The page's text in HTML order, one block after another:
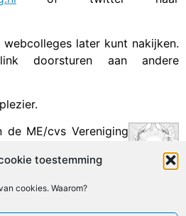
toestemming
cookies. Waarom?
later kunt nakijken.
doorsturen aan andere
ME/cvs Vereniging